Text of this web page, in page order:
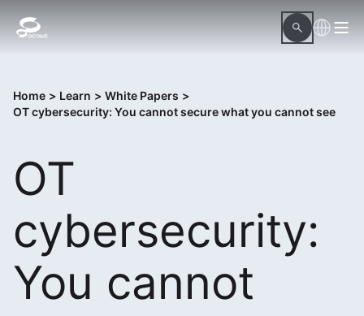
Home > Learn > White Papers >
OT cybersecurity: You cannot secure what you cannot see
OT
cybersecurity:
You cannot